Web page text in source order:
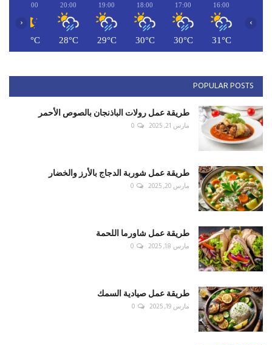
16:00
31°C
17:00
30°C
18:00
30°C
19:00
29°C
20:00
28°C
21:00
27°C
‹ ›
POPULAR POSTS
طريقة عمل رولات الباذنجان بالصوص الأحمر
مارس 21, 2025 0
طريقة عمل شوربة الدجاج بالأرز والخضار
مارس 20, 2025 0
طريقة عمل شاورما اللحمة
مارس 18, 2025 0
طريقة عمل صيادية السمك
مارس 19, 2025 0